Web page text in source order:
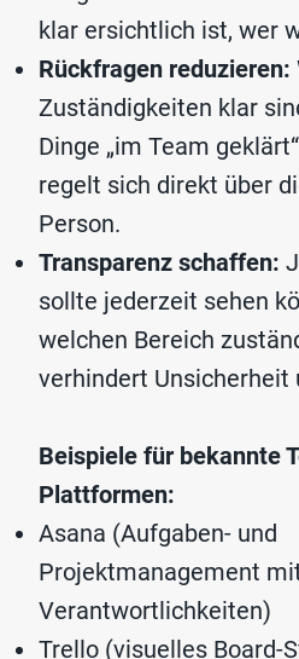
klar ersichtlich ist, wer
Rückfragen reduzieren:
Zuständigkeiten klar
Dinge „im Team
regelt sich direkt über
Person.
Transparenz schaffen:
sollte jederzeit sehen
welchen Bereich
verhindert Unsicherheit
Beispiele für bekannte
Plattformen:
Asana (Aufgaben- und
Projektmanagement
Verantwortlichkeiten)
Trello (visuelles Board-